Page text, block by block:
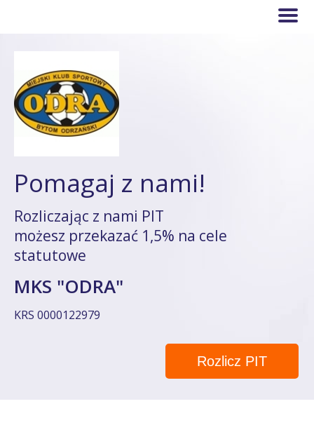
Pomagaj z nami!
Rozliczając z nami PIT
możesz przekazać 1,5% na cele
statutowe
MKS "ODRA"
KRS 0000122979
Rozlicz PIT